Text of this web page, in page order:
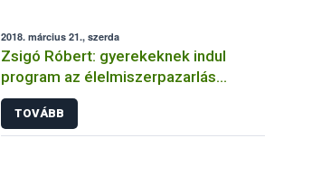
2018. március 21., szerda
Zsigó Róbert: gyerekeknek indul
program az élelmiszerpazarlás
csökkentésére
TOVÁBB